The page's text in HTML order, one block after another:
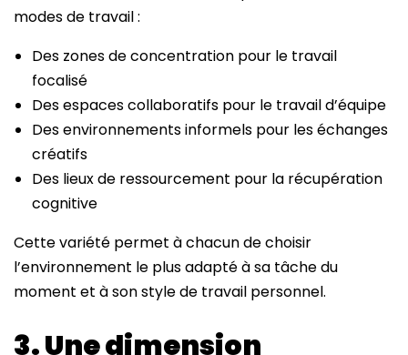
modes de travail :
Des zones de concentration pour le travail
focalisé
Des espaces collaboratifs pour le travail d’équipe
Des environnements informels pour les échanges
créatifs
Des lieux de ressourcement pour la récupération
cognitive
Cette variété permet à chacun de choisir
l’environnement le plus adapté à sa tâche du
moment et à son style de travail personnel.
3. Une dimension